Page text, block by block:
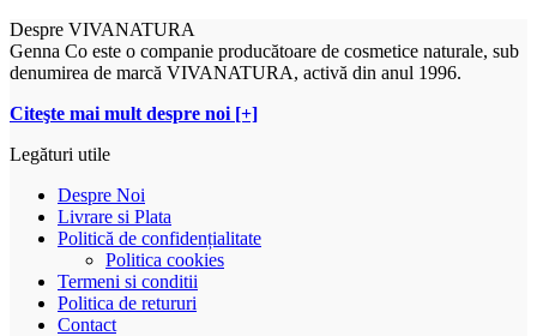
Despre VIVANATURA
Genna Co este o companie producătoare de cosmetice naturale, sub
denumirea de marcă VIVANATURA, activă din anul 1996.
Citeşte mai mult despre noi [+]
Legături utile
Despre Noi
Livrare si Plata
Politică de confidențialitate
Politica cookies
Termeni si conditii
Politica de retururi
Contact